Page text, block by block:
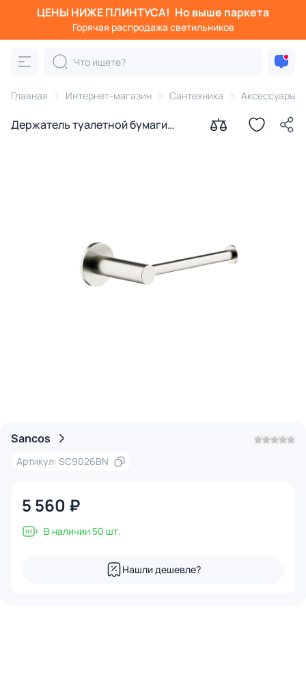
ЦЕНЫ НИЖЕ ПЛИНТУСА! Но выше паркета
Горячая распродажа светильников
Главная Интернет-магазин Сантехника Аксессуары
Держатель туалетной бумаги
Sancos
Артикул: SC9026BN
5 560 ₽
В наличии 50 шт.
Нашли дешевле?